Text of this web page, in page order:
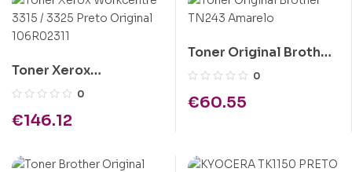
Toner Xerox
Workcentre 3315 /
106R02311
0
€146.12
Toner Original Brother
TN243 Amarelo
0
€60.55